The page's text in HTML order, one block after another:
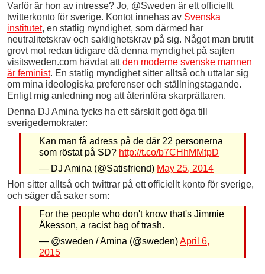
Varför är hon av intresse? Jo, @Sweden är ett officiellt
twitterkonto för sverige. Kontot innehas av Svenska
institutet, en statlig myndighet, som därmed har
neutralitetskrav och saklighetskrav på sig. Något man brutit
grovt mot redan tidigare då denna myndighet på sajten
visitsweden.com hävdat attden moderne svenske mannen
är feminist. En statlig myndighet sitter alltså och uttalar sig
om mina ideologiska preferenser och ställningstagande.
Enligt mig anledning nog att återinföra skarprättaren.
Denna DJ Amina tycks ha ett särskilt gott öga till
sverigedemokrater:
Kan man få adress på de där 22 personerna
som röstat på SD? http://t.co/b7CHhMMtpD
— DJ Amina (@Satisfriend) May 25, 2014
Hon sitter alltså och twittrar på ett officiellt konto för sverige,
och säger då saker som:
For the people who don't know that's Jimmie
Åkesson, a racist bag of trash.
— @sweden / Amina (@sweden)April 6,
2015